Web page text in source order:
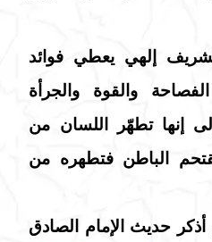
إلهي يعطي فوائد
والقوة والجرأة
إنها تطهّر اللسان من
تقتحم الباطن فتطهره من
أذكر حديث الإمام الصادق